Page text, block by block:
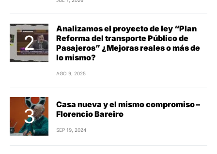
Analizamos el proyecto de ley “Plan
Reforma del transporte Público de
Pasajeros” ¿Mejoras reales o más de
lo mismo?
AGO 9, 2025
Casa nueva y el mismo compromiso –
Florencio Bareiro
SEP 19, 2024